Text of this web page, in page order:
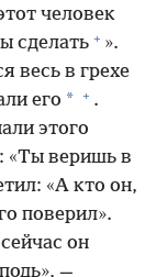
человек
сделать + ».
весь в грехе
его * + .
этого
«Ты веришь в
«А кто он,
поверил».
он
—